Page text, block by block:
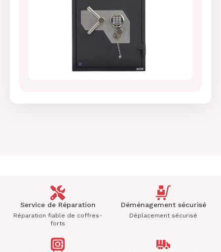
Service de Réparation
Réparation fiable de coffres-
forts
Déménagement sécurisé
Déplacement sécurisé